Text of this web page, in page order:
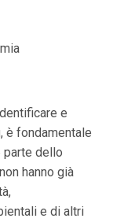
e
è fondamentale
parte dello
hanno già
e di altri